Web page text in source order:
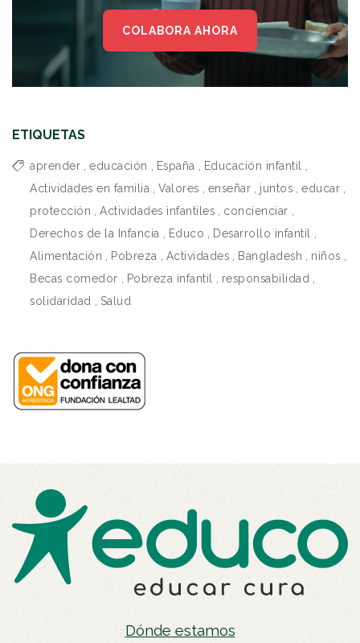
COLABORA AHORA
ETIQUETAS
aprender educación España Educación infantil
Actividades en familia
Valores enseñar juntos educar
protección
Actividades infantiles concienciar
Derechos de la Infancia
Educo Desarrollo infantil
Alimentación
Pobreza Actividades Bangladesh niños
Becas comedor
Pobreza infantil responsabilidad
solidaridad
Salud
Dónde estamos